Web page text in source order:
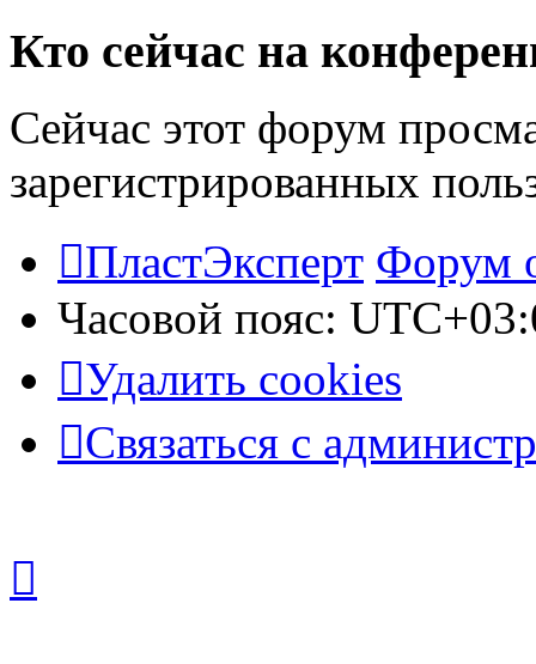
Кто сейчас на
Сейчас этот форум
зарегистрированных
ПластЭксперт Форум
Часовой пояс:
Удалить cookies
Связаться с